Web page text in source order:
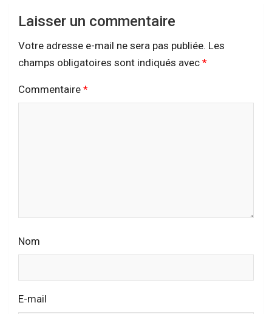
Laisser un commentaire
Votre adresse e-mail ne sera pas publiée. Les
champs obligatoires sont indiqués avec *
Commentaire *
Nom
E-mail